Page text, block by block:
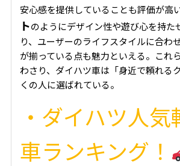
安心感を提供していることも評価が高い
トのようにデザイン性や遊び心を持た
り、ユーザーのライフスタイルに合わ
が揃っている点も魅力といえる。これ
わさり、ダイハツ車は「身近で頼れる
くの人に選ばれている。
・ダイハツ人気
車ランキング！